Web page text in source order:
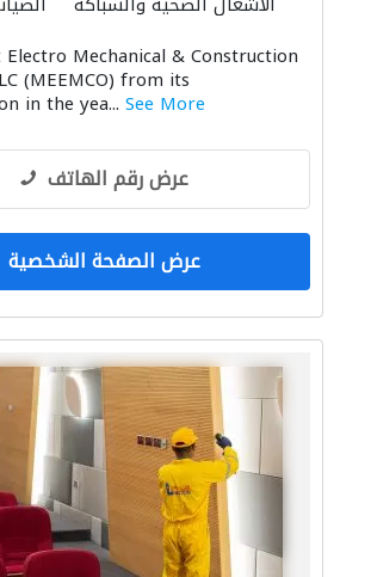
Mechanical & Construction
(MEEMCO) from its
in the yea... See More
عرض رقم الهاتف
عرض الصفحة الشخصية